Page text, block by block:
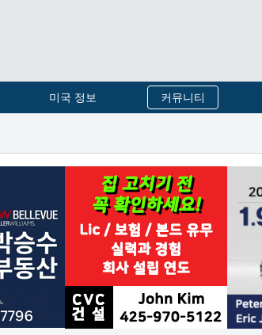
미국 정보 커뮤니티